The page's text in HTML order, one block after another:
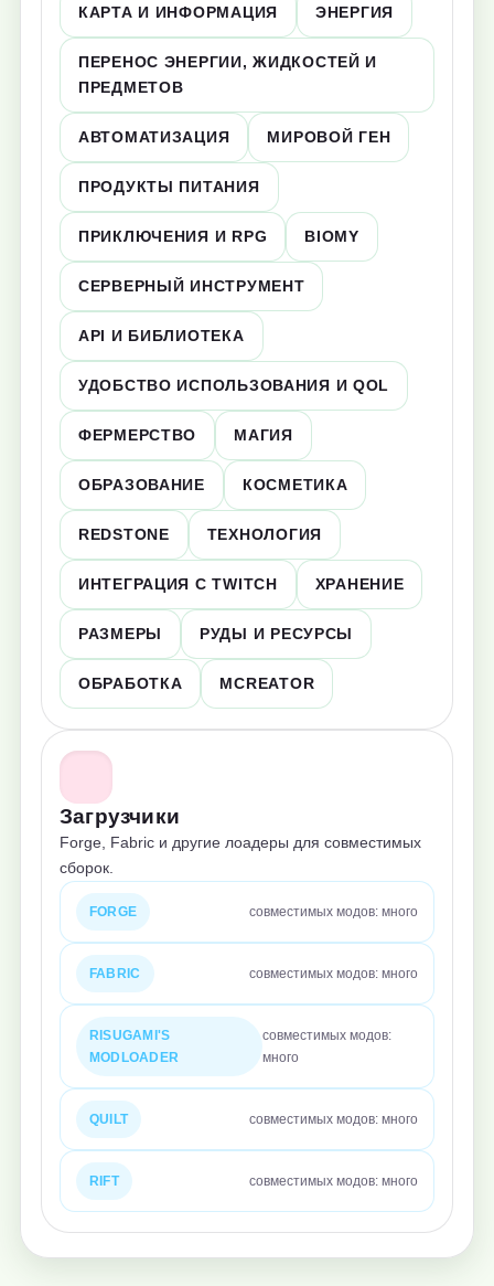
КАРТА И ИНФОРМАЦИЯ ЭНЕРГИЯ
ПЕРЕНОС ЭНЕРГИИ, ЖИДКОСТЕЙ И
ПРЕДМЕТОВ
АВТОМАТИЗАЦИЯ МИРОВОЙ ГЕН
ПРОДУКТЫ ПИТАНИЯ
ПРИКЛЮЧЕНИЯ И RPG BIOMY
СЕРВЕРНЫЙ ИНСТРУМЕНТ
API И БИБЛИОТЕКА
УДОБСТВО ИСПОЛЬЗОВАНИЯ И QOL
ФЕРМЕРСТВО МАГИЯ
ОБРАЗОВАНИЕ КОСМЕТИКА
REDSTONE ТЕХНОЛОГИЯ
ИНТЕГРАЦИЯ С TWITCH ХРАНЕНИЕ
РАЗМЕРЫ РУДЫ И РЕСУРСЫ
ОБРАБОТКА MCREATOR
Загрузчики
Forge, Fabric и другие лоадеры для совместимых
сборок.
FORGE совместимых модов: много
FABRIC совместимых модов: много
RISUGAMI'S
MODLOADER
совместимых модов:
много
QUILT совместимых модов: много
RIFT совместимых модов: много